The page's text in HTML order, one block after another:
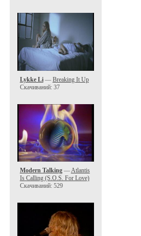
Lykke Li— Breaking It Up
Скачиваний: 37
Modern Talking—Atlantis
Is Calling (S.O.S. For Love)
Скачиваний: 529